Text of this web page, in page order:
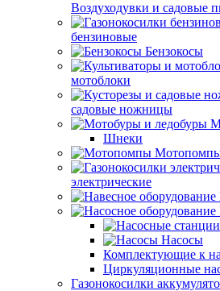
Воздуходувки и садовые
бензиновые
Бензокосы
мотоблоки
садовые ножницы
Шнеки
электрические
Насосы
Комплектующие к
Циркуляционные
Газонокосилки